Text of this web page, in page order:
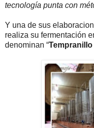
tecnología punta con
Y una de sus
realiza su fermentación
denominan “